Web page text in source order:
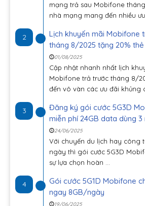
mạng trả sau Mobifone
nhà mạng mang đến nhiều
2
Lịch khuyến mãi Mobifone
tháng 8/2025 tặng 20%
01/08/2025
Cập nhật nhanh nhất lịch
Mobifone trả trước tháng 8/
đến vô vàn các ưu đãi khủng
3
Đăng ký gói cước 5G3D
miễn phí 24GB data dùng 3
24/06/2025
Với chuyến du lịch hay công
ngày thì gói cước 5G3D
sự lựa chọn hoàn ...
4
Gói cước 5G1D Mobifone
ngay 8GB/ngày
19/06/2025